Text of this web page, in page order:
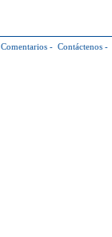
Comentarios - Contáctenos -